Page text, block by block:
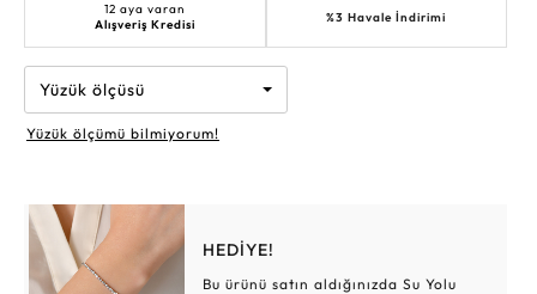
12 aya varan
Alışveriş Kredisi
%3 Havale İndirimi
Yüzük ölçüsü
Yüzük ölçümü bilmiyorum!
HEDİYE!
Bu ürünü satın aldığınızda Su Yolu